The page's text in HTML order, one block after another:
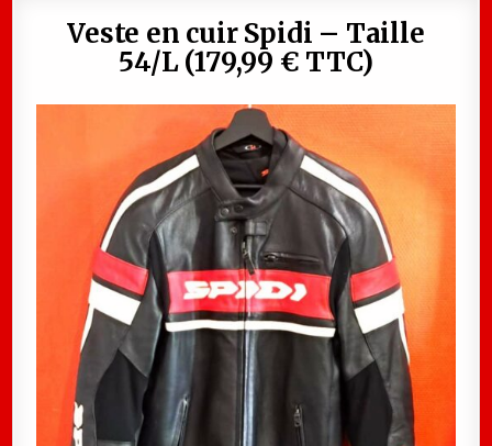
Veste en cuir Spidi – Taille
54/L (179,99 € TTC)